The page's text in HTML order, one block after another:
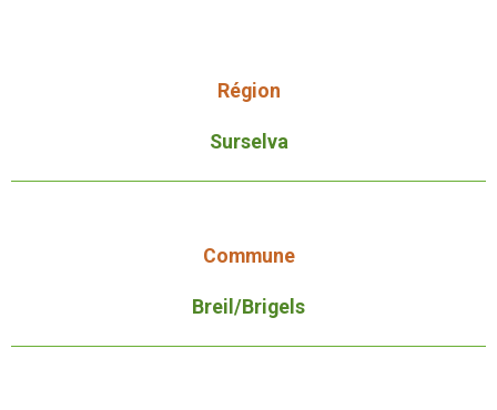
Région
Surselva
Commune
Breil/Brigels